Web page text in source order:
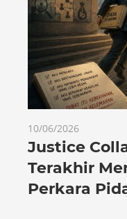
10/06/2026
Justice
Terakhir
Perkara